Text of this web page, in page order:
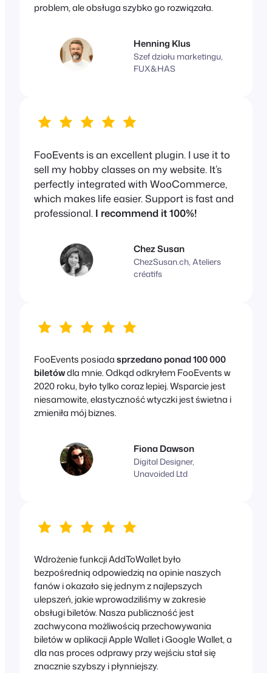
problem, ale obsługa szybko go rozwiązała.
Henning Klus
Szef działu marketingu,
FUX&HAS
FooEvents is an excellent plugin. I use it to
sell my hobby classes on my website. It’s
perfectly integrated with WooCommerce,
which makes life easier. Support is fast and
professional. I recommend it 100%!
Chez Susan
ChezSusan.ch, Ateliers
créatifs
FooEvents posiadasprzedano ponad 100 000
biletówdla mnie. Odkąd odkryłem FooEvents w
2020 roku, było tylko coraz lepiej. Wsparcie jest
niesamowite, elastyczność wtyczki jest świetna i
zmieniła mój biznes.
Fiona Dawson
Digital Designer,
Unavoided Ltd
Wdrożenie funkcji AddToWallet było
bezpośrednią odpowiedzią na opinie naszych
fanów i okazało się jednym z najlepszych
ulepszeń, jakie wprowadziliśmy w zakresie
obsługi biletów. Nasza publiczność jest
zachwycona możliwością przechowywania
biletów w aplikacji Apple Wallet i Google Wallet, a
dla nas proces odprawy przy wejściu stał się
znacznie szybszy i płynniejszy.